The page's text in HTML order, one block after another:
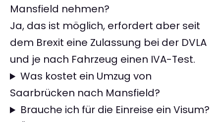
Mansfield nehmen?
Ja, das ist möglich, erfordert aber seit
dem Brexit eine Zulassung bei der DVLA
und je nach Fahrzeug einen IVA-Test.
Was kostet ein Umzug von
Saarbrücken nach Mansfield?
Brauche ich für die Einreise ein Visum?